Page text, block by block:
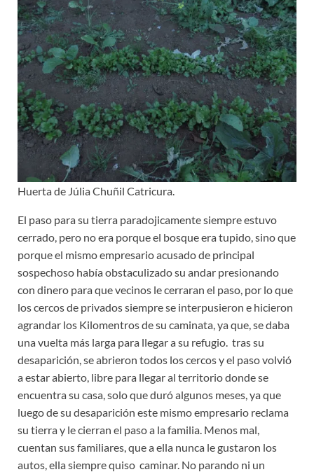
Huerta de Júlia Chuñil Catricura.
El paso para su tierra paradojicamente siempre estuvo
cerrado, pero no era porque el bosque era tupido, sino que
porque el mismo empresario acusado de principal
sospechoso había obstaculizado su andar presionando
con dinero para que vecinos le cerraran el paso, por lo que
los cercos de privados siempre se interpusieron e hicieron
agrandar los Kilomentros de su caminata, ya que, se daba
una vuelta más larga para llegar a su refugio. tras su
desaparición, se abrieron todos los cercos y el paso volvió
a estar abierto, libre para llegar al territorio donde se
encuentra su casa, solo que duró algunos meses, ya que
luego de su desaparición este mismo empresario reclama
su tierra y le cierran el paso a la familia. Menos mal,
cuentan sus familiares, que a ella nunca le gustaron los
autos, ella siempre quiso caminar. No parando ni un